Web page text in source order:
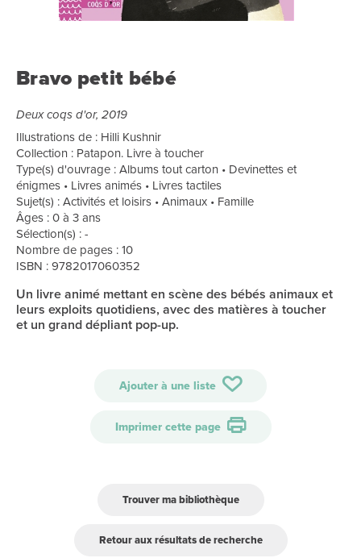
Bravo petit bébé
Deux coqs d'or, 2019
Illustrations de : Hilli Kushnir
Collection : Patapon. Livre à toucher
Type(s) d'ouvrage : Albums tout carton • Devinettes et
énigmes • Livres animés • Livres tactiles
Sujet(s) : Activités et loisirs • Animaux • Famille
Âges : 0 à 3 ans
Sélection(s) : -
Nombre de pages : 10
ISBN : 9782017060352
Un livre animé mettant en scène des bébés animaux et
leurs exploits quotidiens, avec des matières à toucher
et un grand dépliant pop-up.
Ajouter à une liste
Imprimer cette page
Trouver ma bibliothèque
Retour aux résultats de recherche